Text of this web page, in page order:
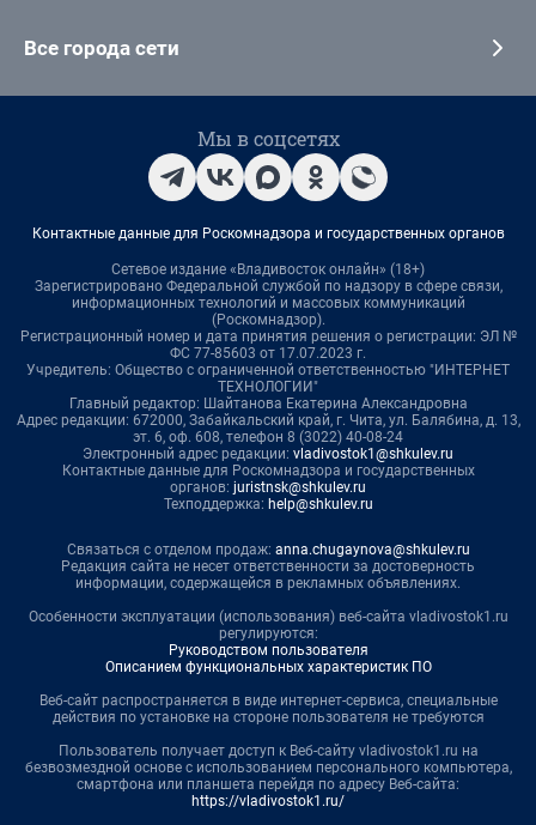
Все города сети
Мы в соцсетях
Контактные данные для Роскомнадзора и государственных органов
Сетевое издание «Владивосток онлайн» (18+)
Зарегистрировано Федеральной службой по надзору в сфере связи,
информационных технологий и массовых коммуникаций
(Роскомнадзор).
Регистрационный номер и дата принятия решения о регистрации: ЭЛ №
ФС 77-85603 от 17.07.2023 г.
Учредитель: Общество с ограниченной ответственностью "ИНТЕРНЕТ
ТЕХНОЛОГИИ"
Главный редактор: Шайтанова Екатерина Александровна
Адрес редакции: 672000, Забайкальский край, г. Чита, ул. Балябина, д. 13,
эт. 6, оф. 608, телефон 8 (3022) 40-08-24
Электронный адрес редакции: vladivostok1@shkulev.ru
Контактные данные для Роскомнадзора и государственных
органов: juristnsk@shkulev.ru
Техподдержка: help@shkulev.ru
Связаться с отделом продаж: anna.chugaynova@shkulev.ru
Редакция сайта не несет ответственности за достоверность
информации, содержащейся в рекламных объявлениях.
Особенности эксплуатации (использования) веб-сайта vladivostok1.ru
регулируются:
Руководством пользователя
Описанием функциональных характеристик ПО
Веб-сайт распространяется в виде интернет-сервиса, специальные
действия по установке на стороне пользователя не требуются
Пользователь получает доступ к Веб-сайту vladivostok1.ru на
безвозмездной основе с использованием персонального компьютера,
смартфона или планшета перейдя по адресу Веб-сайта:
https://vladivostok1.ru/